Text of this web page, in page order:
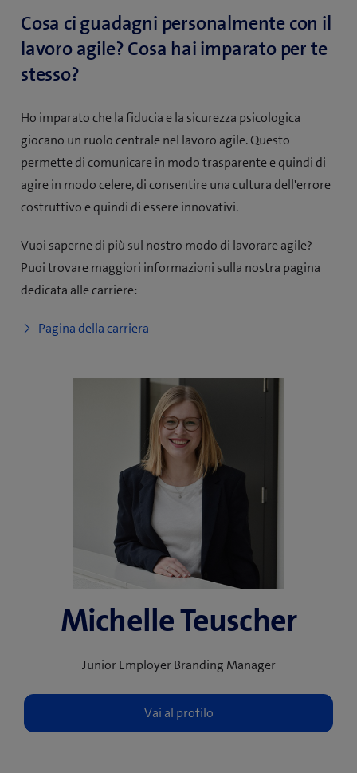
Cosa ci guadagni personalmente con il
lavoro agile? Cosa hai imparato per te
stesso?
Ho imparato che la fiducia e la sicurezza psicologica
giocano un ruolo centrale nel lavoro agile. Questo
permette di comunicare in modo trasparente e quindi di
agire in modo celere, di consentire una cultura dell'errore
costruttivo e quindi di essere innovativi.
Vuoi saperne di più sul nostro modo di lavorare agile?
Puoi trovare maggiori informazioni sulla nostra pagina
dedicata alle carriere:
Pagina della carriera
Michelle Teuscher
Junior Employer Branding Manager